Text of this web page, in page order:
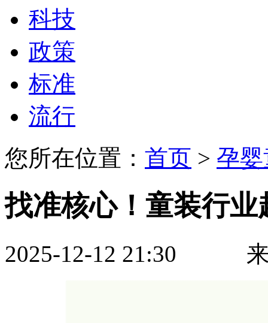
科技
政策
标准
流行
您所在位置： 首页 > 孕
找准核心！童装行业
2025-12-12 21:30 来